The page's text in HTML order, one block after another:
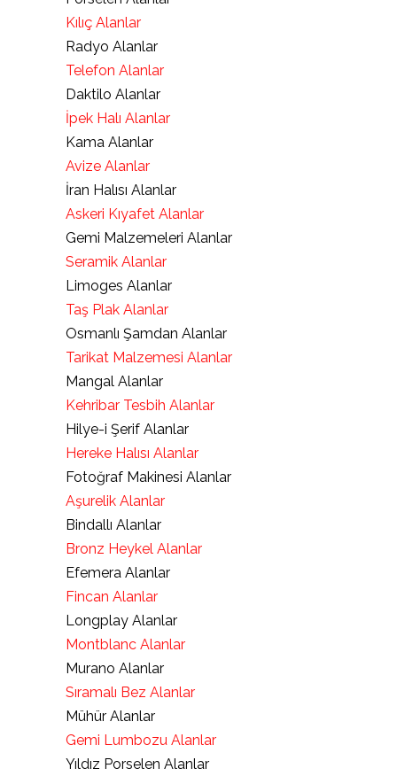
Kılıç Alanlar
Radyo Alanlar
Telefon Alanlar
Daktilo Alanlar
İpek Halı Alanlar
Kama Alanlar
Avize Alanlar
İran Halısı Alanlar
Askeri Kıyafet Alanlar
Gemi Malzemeleri Alanlar
Seramik Alanlar
Limoges Alanlar
Taş Plak Alanlar
Osmanlı Şamdan Alanlar
Tarikat Malzemesi Alanlar
Mangal Alanlar
Kehribar Tesbih Alanlar
Hilye-i Şerif Alanlar
Hereke Halısı Alanlar
Fotoğraf Makinesi Alanlar
Aşurelik Alanlar
Bindallı Alanlar
Bronz Heykel Alanlar
Efemera Alanlar
Fincan Alanlar
Longplay Alanlar
Montblanc Alanlar
Murano Alanlar
Sıramalı Bez Alanlar
Mühür Alanlar
Gemi Lumbozu Alanlar
Yıldız Porselen Alanlar